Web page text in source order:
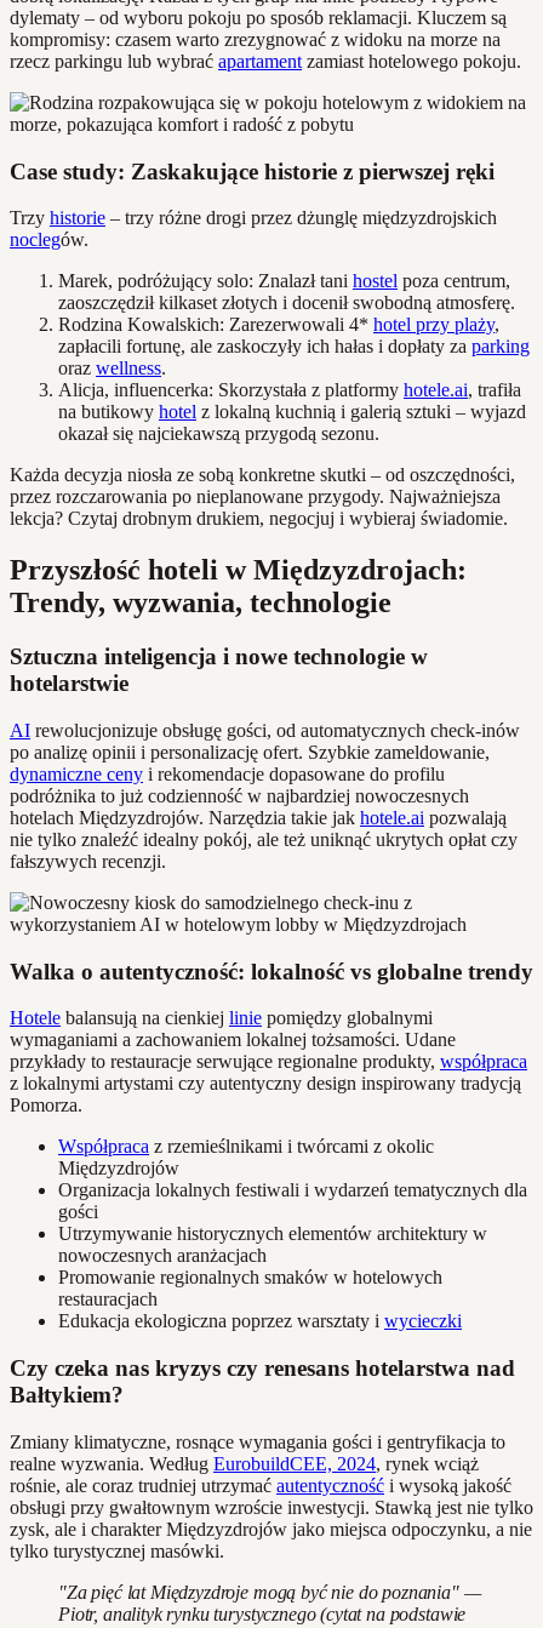
dylematy – od wyboru pokoju po sposób reklamacji. Kluczem są
kompromisy: czasem warto zrezygnować z widoku na morze na
rzecz parkingu lub wybrać apartament zamiast hotelowego pokoju.
Case study: Zaskakujące historie z pierwszej ręki
Trzy historie – trzy różne drogi przez dżunglę międzyzdrojskich
noclegów.
Marek, podróżujący solo: Znalazł tani hostel poza centrum,
zaoszczędził kilkaset złotych i docenił swobodną atmosferę.
Rodzina Kowalskich: Zarezerwowali 4* hotel przy plaży,
zapłacili fortunę, ale zaskoczyły ich hałas i dopłaty za parking
oraz wellness.
Alicja, influencerka: Skorzystała z platformy hotele.ai, trafiła
na butikowy hotel z lokalną kuchnią i galerią sztuki – wyjazd
okazał się najciekawszą przygodą sezonu.
Każda decyzja niosła ze sobą konkretne skutki – od oszczędności,
przez rozczarowania po nieplanowane przygody. Najważniejsza
lekcja? Czytaj drobnym drukiem, negocjuj i wybieraj świadomie.
Przyszłość hoteli w Międzyzdrojach:
Trendy, wyzwania, technologie
Sztuczna inteligencja i nowe technologie w
hotelarstwie
AI rewolucjonizuje obsługę gości, od automatycznych check-inów
po analizę opinii i personalizację ofert. Szybkie zameldowanie,
dynamiczne ceny i rekomendacje dopasowane do profilu
podróżnika to już codzienność w najbardziej nowoczesnych
hotelach Międzyzdrojów. Narzędzia takie jak hotele.ai pozwalają
nie tylko znaleźć idealny pokój, ale też uniknąć ukrytych opłat czy
fałszywych recenzji.
Walka o autentyczność: lokalność vs globalne trendy
Hotele balansują na cienkiej linie pomiędzy globalnymi
wymaganiami a zachowaniem lokalnej tożsamości. Udane
przykłady to restauracje serwujące regionalne produkty, współpraca
z lokalnymi artystami czy autentyczny design inspirowany tradycją
Pomorza.
Współpraca z rzemieślnikami i twórcami z okolic
Międzyzdrojów
Organizacja lokalnych festiwali i wydarzeń tematycznych dla
gości
Utrzymywanie historycznych elementów architektury w
nowoczesnych aranżacjach
Promowanie regionalnych smaków w hotelowych
restauracjach
Edukacja ekologiczna poprzez warsztaty i wycieczki
Czy czeka nas kryzys czy renesans hotelarstwa nad
Bałtykiem?
Zmiany klimatyczne, rosnące wymagania gości i gentryfikacja to
realne wyzwania. Według EurobuildCEE, 2024, rynek wciąż
rośnie, ale coraz trudniej utrzymać autentyczność i wysoką jakość
obsługi przy gwałtownym wzroście inwestycji. Stawką jest nie tylko
zysk, ale i charakter Międzyzdrojów jako miejsca odpoczynku, a nie
tylko turystycznej masówki.
"Za pięć lat Międzyzdroje mogą być nie do poznania" —
Piotr, analityk rynku turystycznego (cytat na podstawie